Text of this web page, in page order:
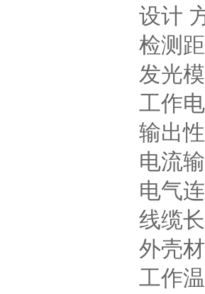
设计
检测
发光
工作
输出
电流
电气
线缆
外壳
工作